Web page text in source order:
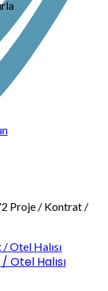
Proje / Kontrat /
Otel Halısı